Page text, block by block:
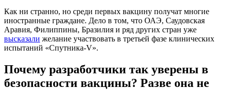
Как ни странно, но среди первых вакцину получат многие
иностранные граждане. Дело в том, что ОАЭ, Саудовская
Аравия, Филиппины, Бразилия и ряд других стран уже
высказали желание участвовать в третьей фазе клинических
испытаний «Спутника-V».
Почему разработчики так уверены в
безопасности вакцины? Разве она не